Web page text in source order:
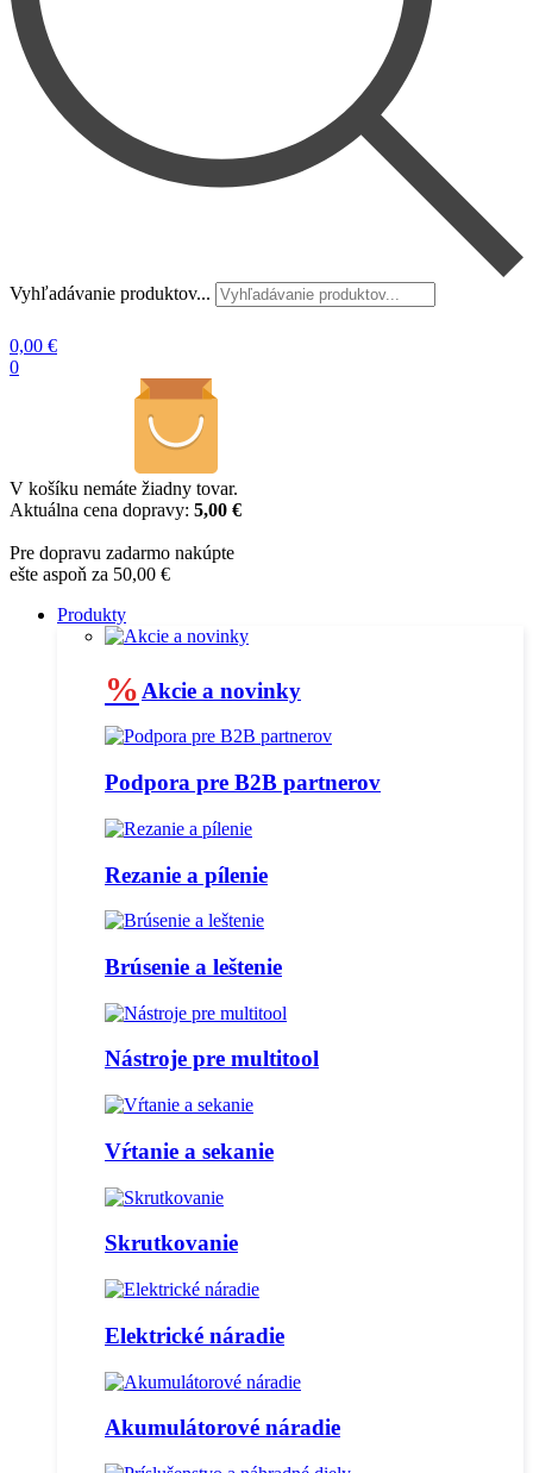
Vyhľadávanie produktov...
0,00 €
0
V košíku nemáte žiadny tovar.
Aktuálna cena dopravy: 5,00 €
Pre dopravu zadarmo nakúpte
ešte aspoň za 50,00 €
Produkty
% Akcie a novinky
Podpora pre B2B partnerov
Rezanie a pílenie
Brúsenie a leštenie
Nástroje pre multitool
Vŕtanie a sekanie
Skrutkovanie
Elektrické náradie
Akumulátorové náradie